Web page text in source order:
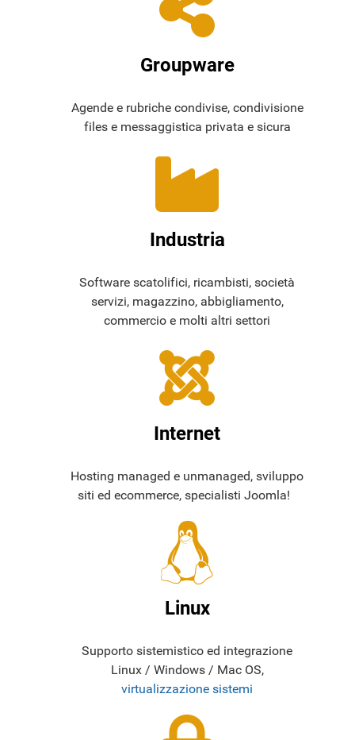
Groupware
Agende e rubriche condivise, condivisione
files e messaggistica privata e sicura
Industria
Software scatolifici, ricambisti, società
servizi, magazzino, abbigliamento,
commercio e molti altri settori
Internet
Hosting managed e unmanaged, sviluppo
siti ed ecommerce, specialisti Joomla!
Linux
Supporto sistemistico ed integrazione
Linux / Windows / Mac OS,
virtualizzazione sistemi